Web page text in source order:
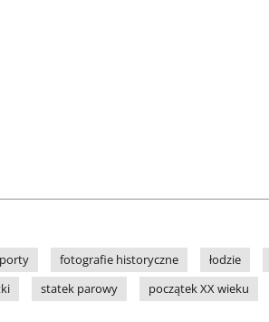
porty fotografie historyczne łodzie
statek parowy początek XX wieku